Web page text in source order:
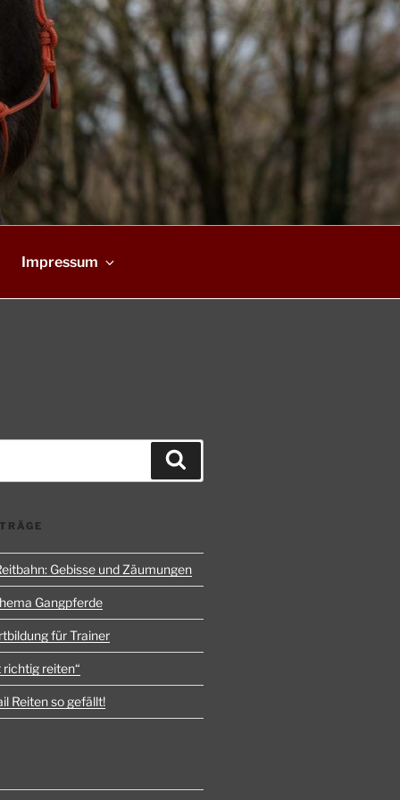
Impressum
Gebisse und Zäumungen
Gangpferde
für Trainer
richtig reiten“
Reiten so gefällt!